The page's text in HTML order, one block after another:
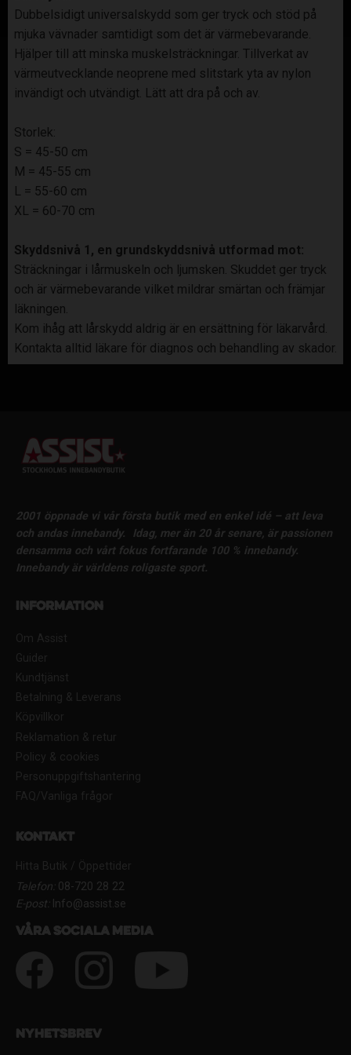
Dubbelsidigt universalskydd som ger tryck och stöd på
mjuka vävnader samtidigt som det är värmebevarande.
Hjälper till att minska muskelsträckningar. Tillverkat av
värmeutvecklande neoprene med slitstark yta av nylon
invändigt och utvändigt. Lätt att dra på och av.
Storlek:
S = 45-50 cm
M = 45-55 cm
L = 55-60 cm
XL = 60-70 cm
Skyddsnivå 1, en grundskyddsnivå utformad mot:
Sträckningar i lårmuskeln och ljumsken. Skuddet ger tryck
och är värmebevarande vilket mildrar smärtan och främjar
läkningen.
Kom ihåg att lårskydd aldrig är en ersättning för läkarvård.
Kontakta alltid läkare för diagnos och behandling av skador.
2001 öppnade vi vår första butik med en enkel idé – att leva
och andas innebandy.
Idag, mer än 20 år senare, är passionen
densamma och vårt fokus fortfarande 100 % innebandy.
Innebandy är världens roligaste sport.
Information
Om Assist
Guider
Kundtjänst
Betalning & Leverans
Köpvillkor
Reklamation & retur
Policy & cookies
Personuppgiftshantering
FAQ/Vanliga frågor
Kontakt
Hitta Butik / Öppettider
Telefon:08-720 28 22
E-post:Info@assist.se
Våra sociala media
Nyhetsbrev